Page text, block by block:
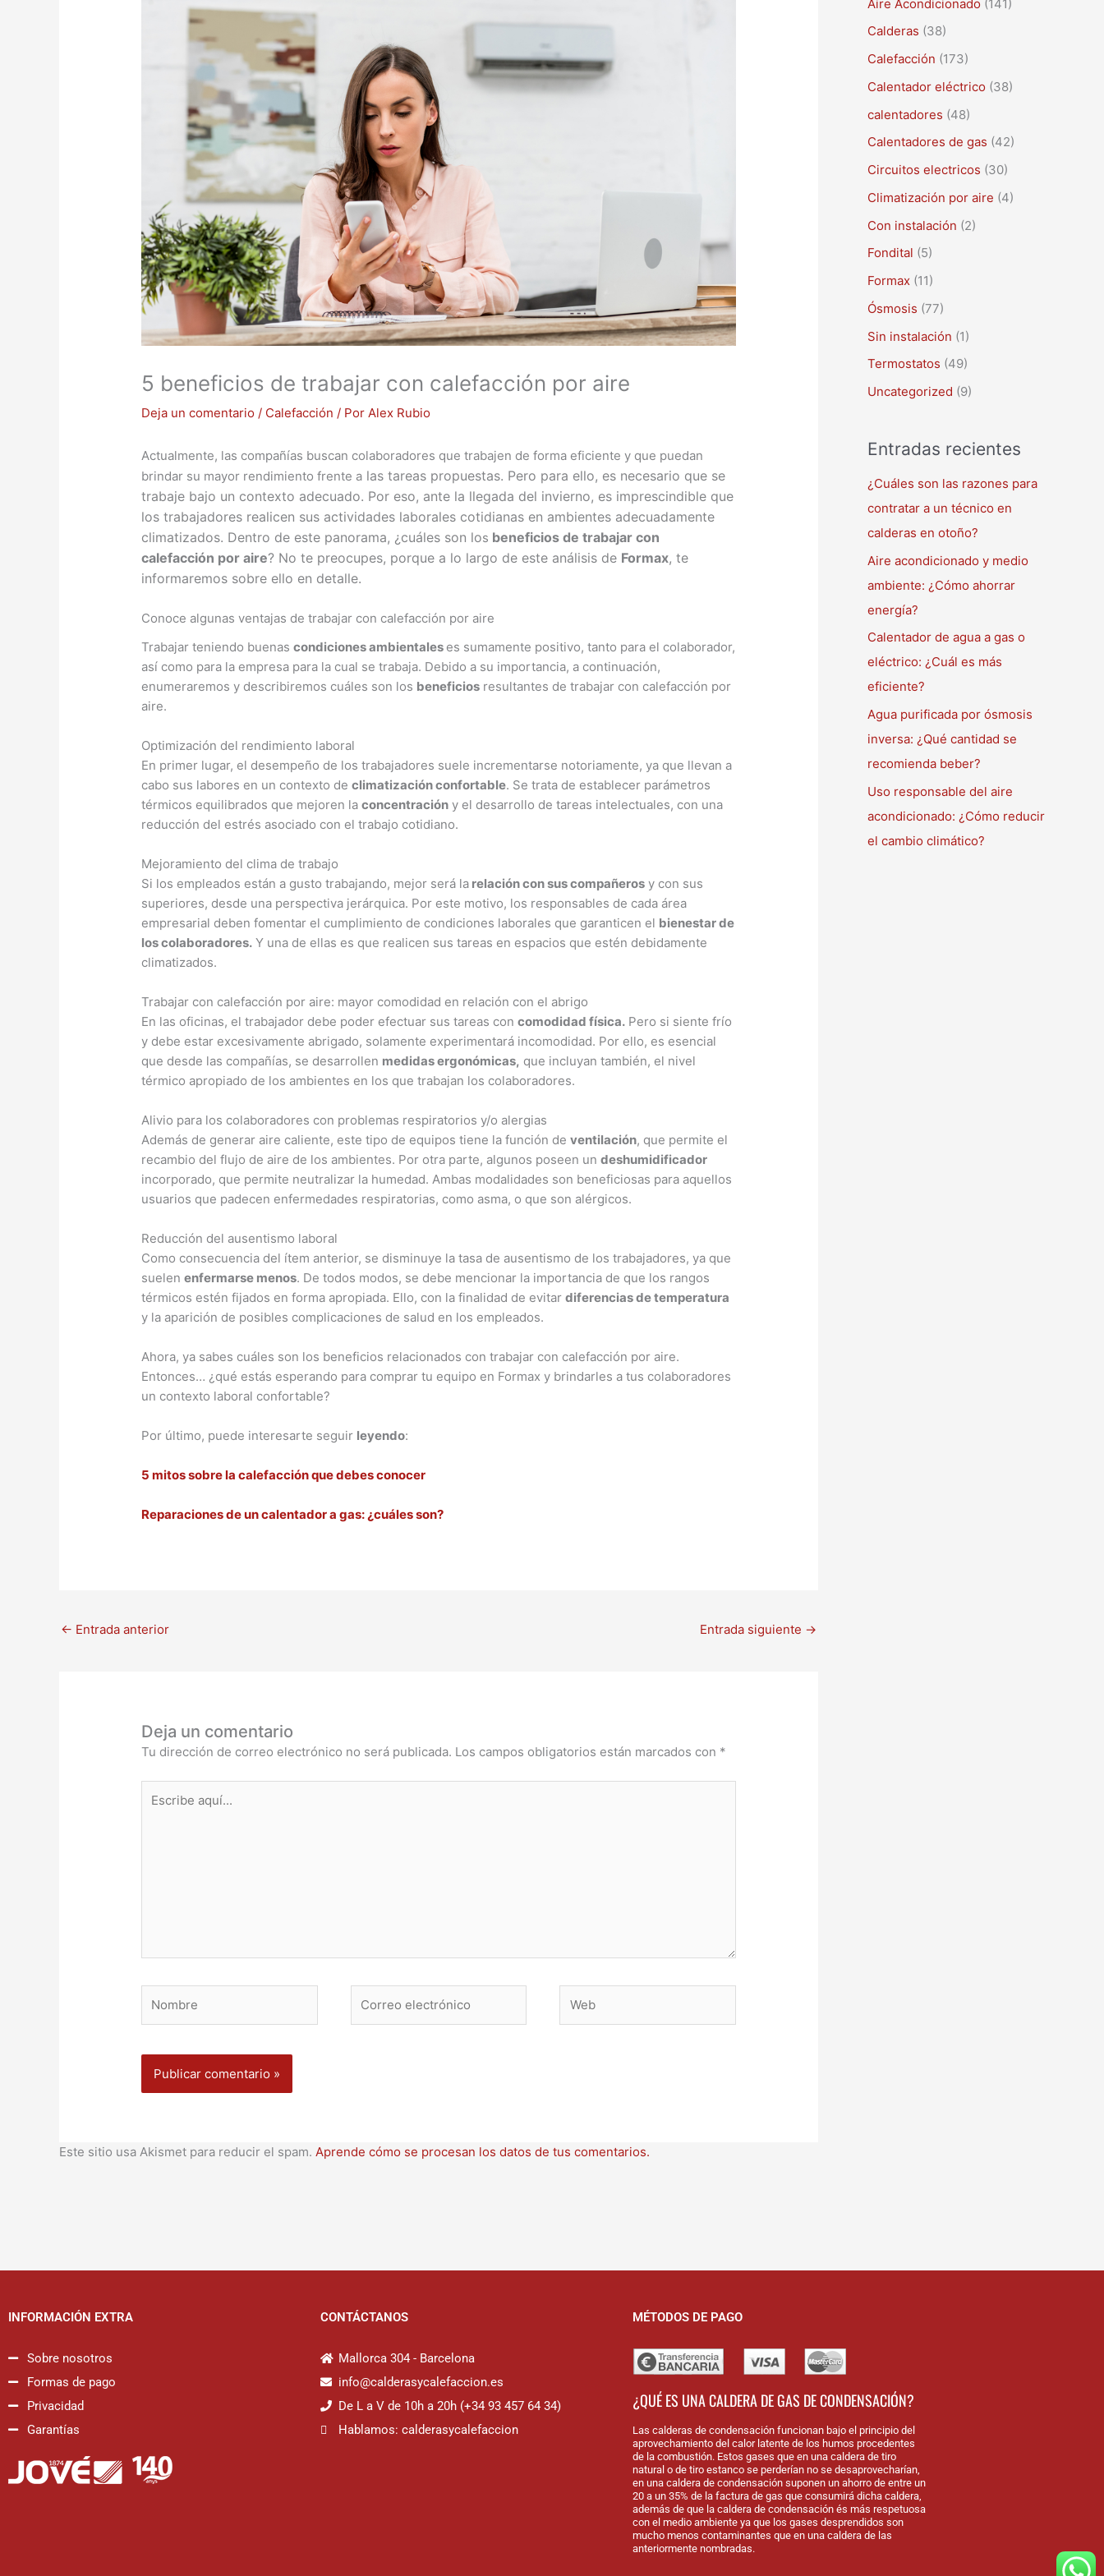
5 beneficios de trabajar con calefacción por aire
Deja un comentario / Calefacción / PorAlex Rubio
Actualmente, las compañías buscan colaboradores que trabajen de forma eficiente y que puedan
brindar su mayor rendimiento frente a las tareas propuestas. Pero para ello, es necesario que se
trabaje bajo un contexto adecuado. Por eso, ante la llegada del invierno, es imprescindible que
los trabajadores realicen sus actividades laborales cotidianas en ambientes adecuadamente
climatizados. Dentro de este panorama, ¿cuáles son los beneficios de trabajar con
calefacción por aire? No te preocupes, porque a lo largo de este análisis de Formax, te
informaremos sobre ello en detalle.
Conoce algunas ventajas de trabajar con calefacción por aire
Trabajar teniendo buenascondiciones ambientales es sumamente positivo, tanto para el colaborador,
así como para la empresa para la cual se trabaja. Debido a su importancia, a continuación,
enumeraremos y describiremos cuáles son los beneficios resultantes de trabajar con calefacción por
aire.
Optimización del rendimiento laboral
En primer lugar, el desempeño de los trabajadores suele incrementarse notoriamente, ya que llevan a
cabo sus labores en un contexto declimatización confortable. Se trata de establecer parámetros
térmicos equilibrados que mejoren laconcentración y el desarrollo de tareas intelectuales, con una
reducción del estrés asociado con el trabajo cotidiano.
Mejoramiento del clima de trabajo
Si los empleados están a gusto trabajando, mejor será la relación con sus compañeros y con sus
superiores, desde una perspectiva jerárquica. Por este motivo, los responsables de cada área
empresarial deben fomentar el cumplimiento de condiciones laborales que garanticen el bienestar de
los colaboradores. Y una de ellas es que realicen sus tareas en espacios que estén debidamente
climatizados.
Trabajar con calefacción por aire: mayor comodidad en relación con el abrigo
En las oficinas, el trabajador debe poder efectuar sus tareas concomodidad física. Pero si siente frío
y debe estar excesivamente abrigado, solamente experimentará incomodidad. Por ello, es esencial
que desde las compañías, se desarrollen medidas ergonómicas, que incluyan también, el nivel
térmico apropiado de los ambientes en los que trabajan los colaboradores.
Alivio para los colaboradores con problemas respiratorios y/o alergias
Además de generar aire caliente, este tipo de equipos tiene la función deventilación, que permite el
recambio del flujo de aire de los ambientes. Por otra parte, algunos poseen undeshumidificador
incorporado, que permite neutralizar la humedad. Ambas modalidades son beneficiosas para aquellos
usuarios que padecen enfermedades respiratorias, como asma, o que son alérgicos.
Reducción del ausentismo laboral
Como consecuencia del ítem anterior, se disminuye la tasa de ausentismo de los trabajadores, ya que
suelenenfermarse menos. De todos modos, se debe mencionar la importancia de que los rangos
térmicos estén fijados en forma apropiada. Ello, con la finalidad de evitardiferencias de temperatura
y la aparición de posibles complicaciones de salud en los empleados.
Ahora, ya sabes cuáles son los beneficios relacionados con trabajar con calefacción por aire.
Entonces… ¿qué estás esperando para comprar tu equipo en Formax y brindarles a tus colaboradores
un contexto laboral confortable?
Por último, puede interesarte seguir leyendo:
5 mitos sobre la calefacción que debes conocer
Reparaciones de un calentador a gas: ¿cuáles son?
← Entrada anterior Entrada siguiente →
Deja un comentario
Tu dirección de correo electrónico no será publicada. Los campos obligatorios están marcados con *
aquí...
electrónico
Este sitio usa Akismet para reducir el spam. Aprende cómo se procesan los datos de tus comentarios.
a
r
p
o
Aire Acondicionado (141)
Calderas (38)
Calefacción (173)
Calentador eléctrico (38)
calentadores (48)
Calentadores de gas (42)
Circuitos electricos (30)
Climatización por aire (4)
Con instalación (2)
Fondital (5)
Formax (11)
Ósmosis (77)
Sin instalación (1)
Termostatos (49)
Uncategorized (9)
Entradas recientes
¿Cuáles son las razones para
contratar a un técnico en
calderas en otoño?
Aire acondicionado y medio
ambiente: ¿Cómo ahorrar
energía?
Calentador de agua a gas o
eléctrico: ¿Cuál es más
eficiente?
Agua purificada por ósmosis
inversa: ¿Qué cantidad se
recomienda beber?
Uso responsable del aire
acondicionado: ¿Cómo reducir
el cambio climático?
INFORMACIÓN EXTRA
Sobre nosotros
Formas de pago
Privacidad
Garantías
CONTÁCTANOS
Mallorca 304 - Barcelona
info@calderasycalefaccion.es
De L a V de 10h a 20h (+34 93 457 64 34)
Hablamos: calderasycalefaccion
MÉTODOS DE PAGO
¿QUÉ ES UNA CALDERA DE GAS DE CONDENSACIÓN?
Las calderas de condensación funcionan bajo el principio del
aprovechamiento del calor latente de los humos procedentes
de la combustión. Estos gases que en una caldera de tiro
natural o de tiro estanco se perderían no se desaprovecharían,
en una caldera de condensación suponen un ahorro de entre un
20 a un 35% de la factura de gas que consumirá dicha caldera,
además de que la caldera de condensación és más respetuosa
con el medio ambiente ya que los gases desprendidos son
mucho menos contaminantes que en una caldera de las
anteriormente nombradas.